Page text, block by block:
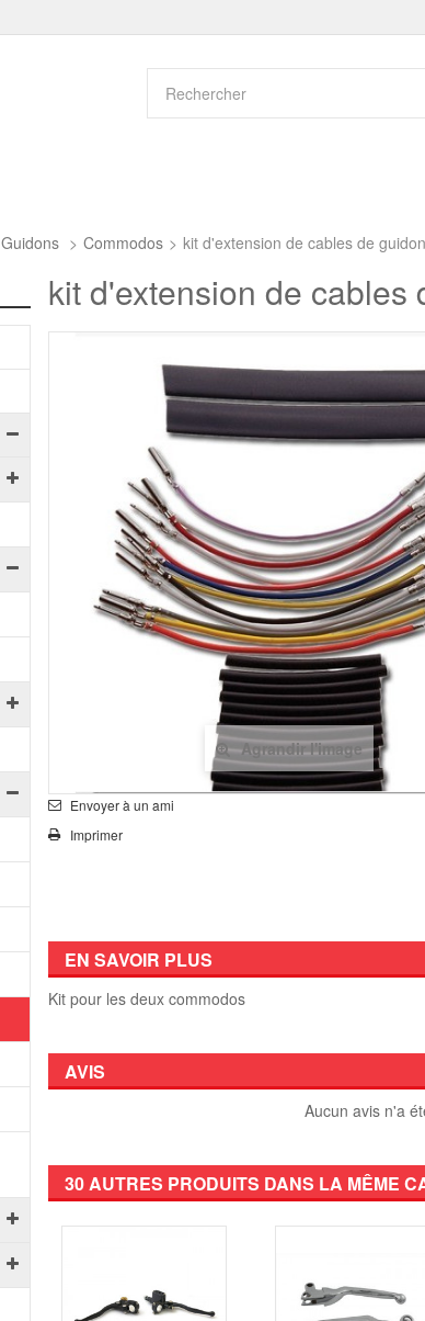
Guidons > Commodos > kit d'extension de cables de
kit d'extension de cables
Agrandir l'image
Envoyer à un ami
Imprimer
EN SAVOIR PLUS
Kit pour les deux commodos
AVIS
Aucun avis n'a
30 AUTRES PRODUITS DANS LA MÊME